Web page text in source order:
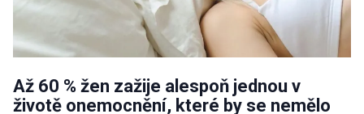
Až 60 % žen zažije alespoň jednou v
životě onemocnění, které by se nemělo